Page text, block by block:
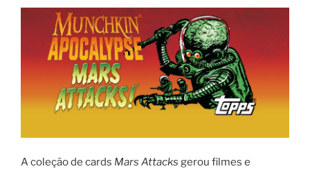
A coleção de cards Mars Attacks gerou filmes e